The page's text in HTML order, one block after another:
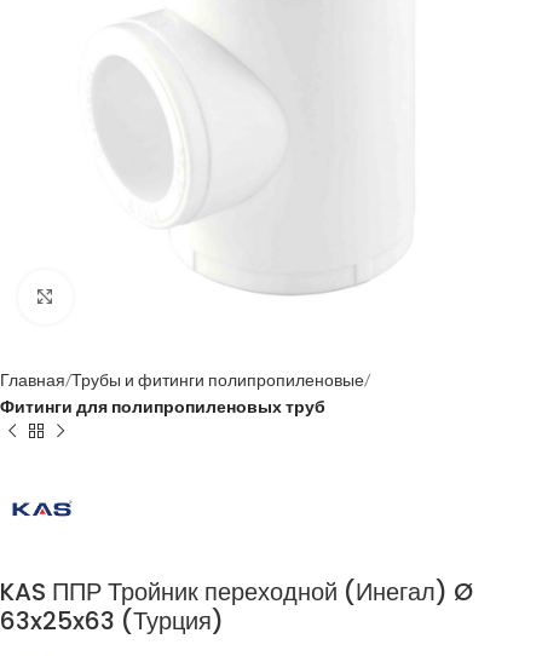
Нажмите, чтобы увеличить
Главная Трубы и фитинги полипропиленовые
Фитинги для полипропиленовых труб
KAS ППР Тройник переходной (Инегал) Ø
63x25x63 (Турция)